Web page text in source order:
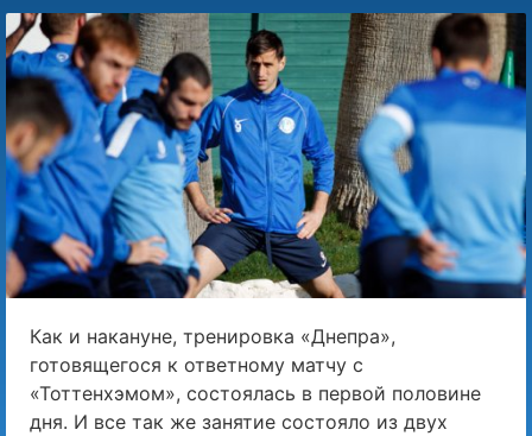
Как и накануне, тренировка «Днепра»,
готовящегося к ответному матчу с
«Тоттенхэмом», состоялась в первой половине
дня. И все так же занятие состояло из двух